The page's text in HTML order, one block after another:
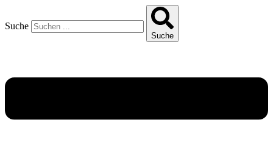
Suche
Suche